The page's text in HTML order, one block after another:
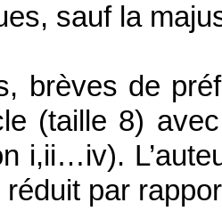
sauf la
brèves de
(taille 8)
i,ii…iv).
réduit par